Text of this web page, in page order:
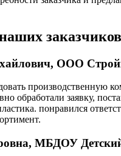
заказчиков
ООО
производственную
обработали заявку,
понравился
МБДОУ